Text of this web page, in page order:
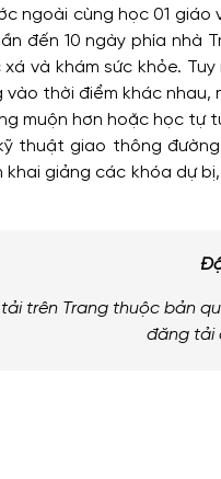
ngoài cùng học 01
đến 10 ngày phía
và khám sức khỏe.
vào thời điểm khác
muộn hơn hoặc học tự
thuật giao thông
khai giảng các khóa dự
Đ
tải trên Trang thuộc bản
đăng tải